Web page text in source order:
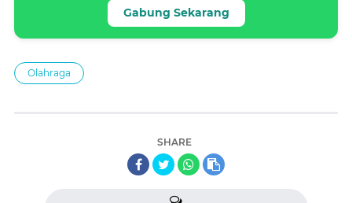
Gabung Sekarang
Olahraga
SHARE